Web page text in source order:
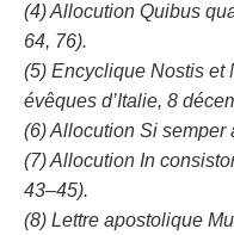
(4) Allocution Quibus
64, 76).
(5) Encyclique Nostis et
évêques d’Italie, 8
(6) Allocution Si semper
(7) Allocution In
43–45).
(8) Lettre apostolique